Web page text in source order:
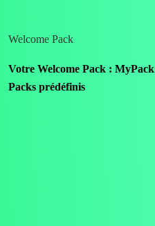
Welcome Pack
Votre Welcome Pack : MyPack
Packs prédéfinis